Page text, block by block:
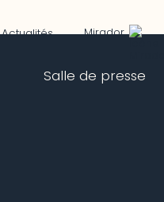
Actualités Mirador
Salle de presse